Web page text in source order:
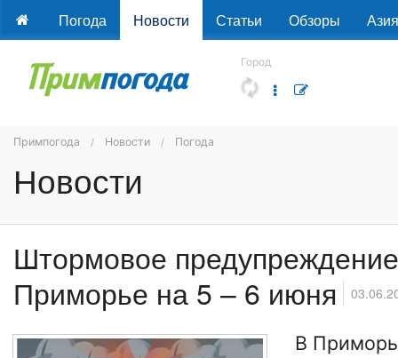
Погода Новости Статьи Обзоры Азия
Город
Примпогода Новости Погода
Новости
Штормовое
Приморье на 5 – 6 июня
В